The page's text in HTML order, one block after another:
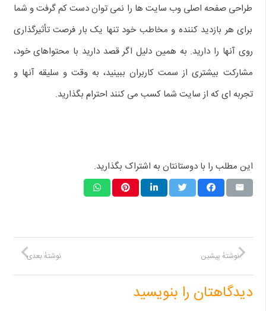
طراحی صفحه اصلی وب سایت ها را نمی توان دست کم گرفت و شما
برای هر بازدید کننده و مخاطب خود تنها یک بار فرصت تأثیرگذاری
روی آنها را دارید. به همین دلیل اگر قصد دارید با محتواهای خود،
مشارکت بیشتری از سمت کاربران ببینید، به وقت و سلیقه آنها و
تجربه ای که از سایت شما کسب می کنند احترام بگذارید.
این مطلب را با دوستانتان به اشتراک بگذارید.
نوشتهٔ بعدی نوشتهٔ پیشین
دیدگاهتان را بنویسید